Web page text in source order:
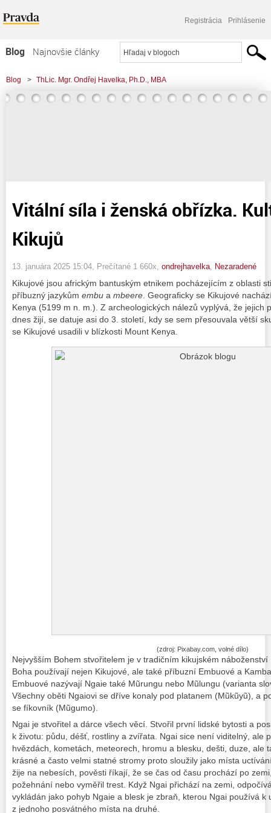
Registrácia Prihlásenie
Blog
Najnovšie články
Najčítanejšie články
Najkomentovanejšie články
Blog > ThLic. Mgr. Ondřej Havelka, Ph.D., MBA
> Vitální síla i ženská obřízka. Kultura keňských Kikujů
Vitální síla i ženská obřízka.
Kikujů
13. januára 2025 15:04 , Prečítané 1 660x, ondrejhavelka Nezaradené
Kikujové jsou africkým bantuským etnikem pocházejícím z oblasti
příbuzný jazykům embu a mbeere . Geograficky se Kikujové
Kenya (5199 m n. m.). Z archeologických nálezů vyplývá, že jejich
dnes žijí, se datuje asi do 3. století, kdy se sem přesouvala větší
se Kikujové usadili v blízkosti Mount Kenya.
(zdroj: Pixabay.com, volné dílo)
Nejvyšším Bohem stvořitelem je v tradičním kikujském
Boha používají nejen Kikujové, ale také příbuzní Embuové a
Embuové nazývají Ngaie také Mũrungu nebo Mũlungu (varianta
Všechny oběti Ngaiovi se dříve konaly pod platanem (Mũkũyũ), a
se fíkovník (Mũgumo).
Ngai je stvořitel a dárce všech věcí. Stvořil první lidské bytosti a
k životu: půdu, déšť, rostliny a zvířata. Ngai sice není viditelný, ale
hvězdách, kometách, meteorech, hromu a blesku, dešti, duze, ale
krásné a často velmi statné stromy proto sloužily jako místa
žije na nebesích, pověsti říkají, že se čas od času prochází po
požehnání nebo vyměřil trest. Když Ngai přichází na zemi,
vykládán jako pohyb Ngaie a blesk je zbraň, kterou Ngai používá k
z jednoho posvátného místa na druhé.